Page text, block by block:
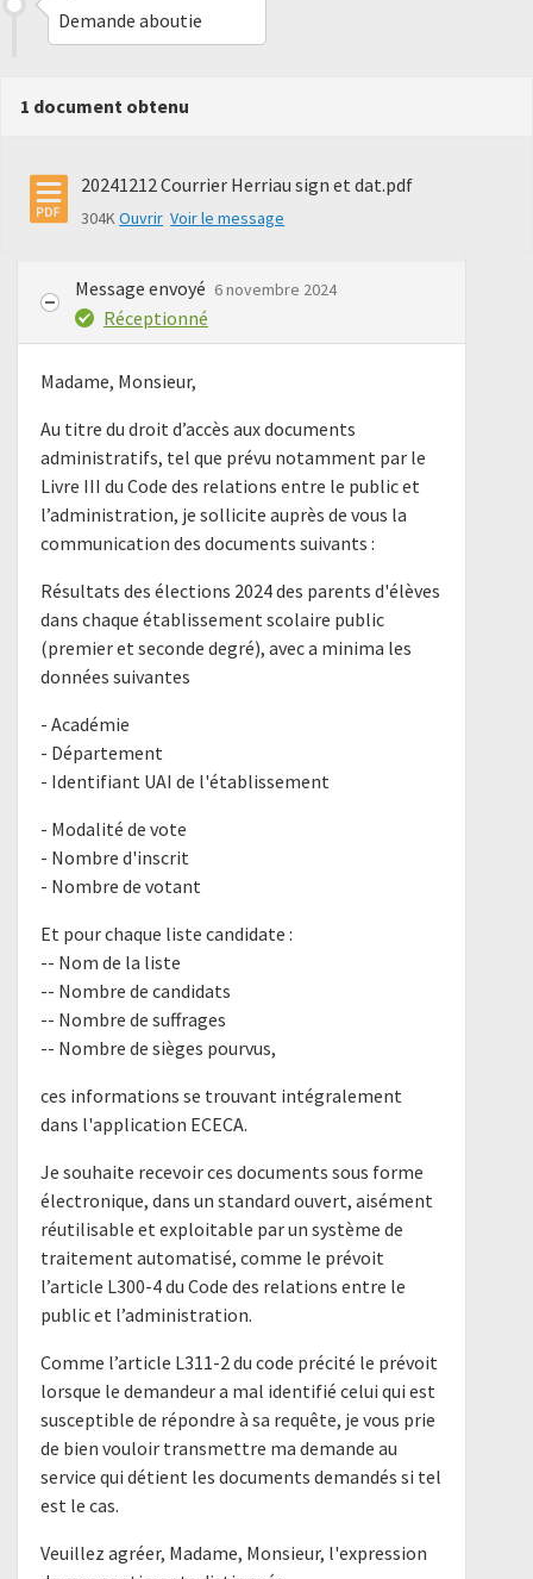
Demande aboutie
1 document obtenu
20241212 Courrier Herriau sign et dat.pdf
304KOuvrir Voir le message
Message envoyé 6 novembre 2024
Réceptionné
Madame, Monsieur,
Au titre du droit d’accès aux documents
administratifs, tel que prévu notamment par le
Livre III du Code des relations entre le public et
l’administration, je sollicite auprès de vous la
communication des documents suivants :
Résultats des élections 2024 des parents d'élèves
dans chaque établissement scolaire public
(premier et seconde degré), avec a minima les
données suivantes
- Académie
- Département
- Identifiant UAI de l'établissement
- Modalité de vote
- Nombre d'inscrit
- Nombre de votant
Et pour chaque liste candidate :
-- Nom de la liste
-- Nombre de candidats
-- Nombre de suffrages
-- Nombre de sièges pourvus,
ces informations se trouvant intégralement
dans l'application ECECA.
Je souhaite recevoir ces documents sous forme
électronique, dans un standard ouvert, aisément
réutilisable et exploitable par un système de
traitement automatisé, comme le prévoit
l’article L300-4 du Code des relations entre le
public et l’administration.
Comme l’article L311-2 du code précité le prévoit
lorsque le demandeur a mal identifié celui qui est
susceptible de répondre à sa requête, je vous prie
de bien vouloir transmettre ma demande au
service qui détient les documents demandés si tel
est le cas.
Veuillez agréer, Madame, Monsieur, l'expression